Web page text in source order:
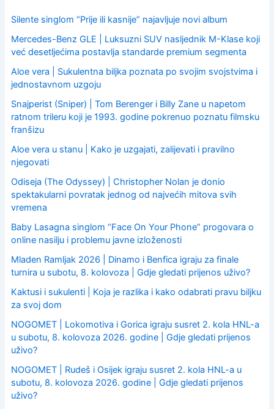
o
:
Silente singlom “Prije ili kasnije” najavljuje novi album
Mercedes-Benz GLE | Luksuzni SUV nasljednik M-Klase koji
već desetljećima postavlja standarde premium segmenta
Aloe vera | Sukulentna biljka poznata po svojim svojstvima i
jednostavnom uzgoju
Snajperist (Sniper) | Tom Berenger i Billy Zane u napetom
ratnom trileru koji je 1993. godine pokrenuo poznatu filmsku
franšizu
Aloe vera u stanu | Kako je uzgajati, zalijevati i pravilno
njegovati
Odiseja (The Odyssey) | Christopher Nolan je donio
spektakularni povratak jednog od najvećih mitova svih
vremena
Baby Lasagna singlom “Face On Your Phone” progovara o
online nasilju i problemu javne izloženosti
Mladen Ramljak 2026 | Dinamo i Benfica igraju za finale
turnira u subotu, 8. kolovoza | Gdje gledati prijenos uživo?
Kaktusi i sukulenti | Koja je razlika i kako odabrati pravu biljku
za svoj dom
NOGOMET | Lokomotiva i Gorica igraju susret 2. kola HNL-a
u subotu, 8. kolovoza 2026. godine | Gdje gledati prijenos
uživo?
NOGOMET | Rudeš i Osijek igraju susret 2. kola HNL-a u
subotu, 8. kolovoza 2026. godine | Gdje gledati prijenos
uživo?